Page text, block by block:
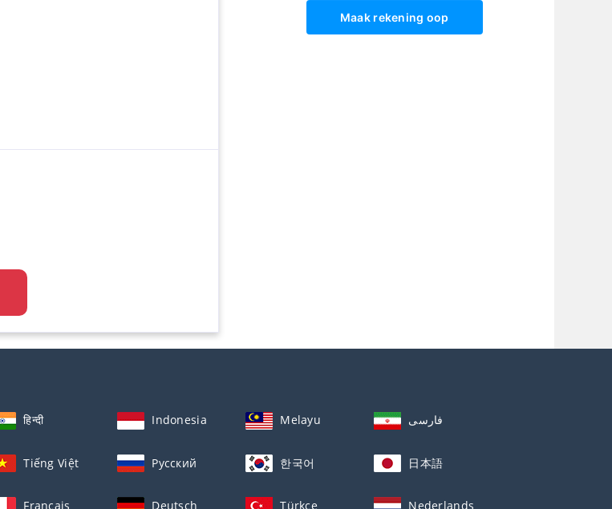
Maak rekening oop
हिन्दी Indonesia Melayu فارسی
Tiếng Việt Русский 한국어 日本語
Français Deutsch Türkçe Nederlands